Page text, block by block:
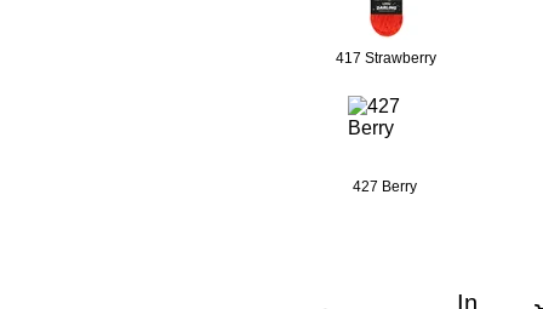
417 Strawberry
427 Berry
In